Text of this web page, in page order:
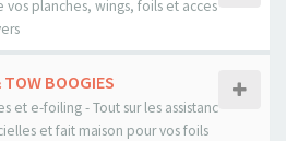
vos planches, wings, foils et acces
BOOGIES
et e-foiling - Tout sur les assistanc
et fait maison pour vos foils